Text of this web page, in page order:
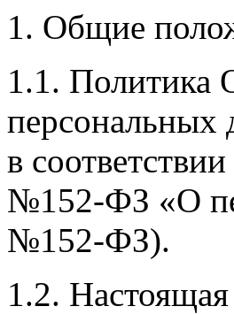
1. Общие
1.1. Политика
персональных
в
№152-ФЗ «О
№152-ФЗ).
1.2.